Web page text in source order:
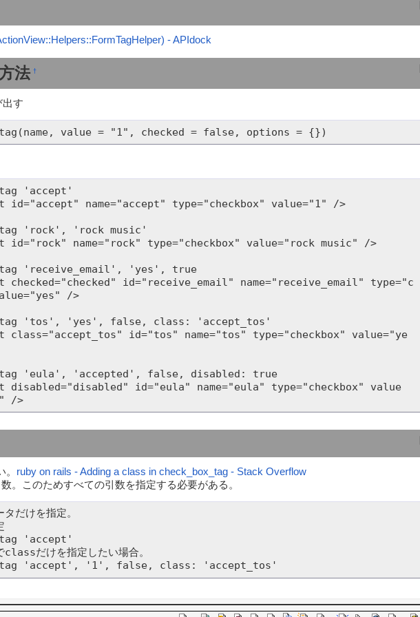
- APIdock
法 †
出す
value = "1", checked = false, options = {})
'accept'
id="accept" name="accept" type="checkbox" value="1" />
'rock', 'rock music'
id="rock" name="rock" type="checkbox" value="rock music" />
'receive_email', 'yes', true
checked="checked" id="receive_email" name="receive_email" type="c
/>
'tos', 'yes', false, class: 'accept_tos'
class="accept_tos" id="tos" name="tos" type="checkbox" value="ye
'eula', 'accepted', false, disabled: true
disabled="disabled" id="eula" name="eula" type="checkbox" value
="accepted" />
ruby on rails - Adding a class in check_box_tag - Stack Overflow
。このためすべての引数を指定する必要がある。
だけを指定。
'accept'
classだけを指定したい場合。
'accept', '1', false, class: 'accept_tos'